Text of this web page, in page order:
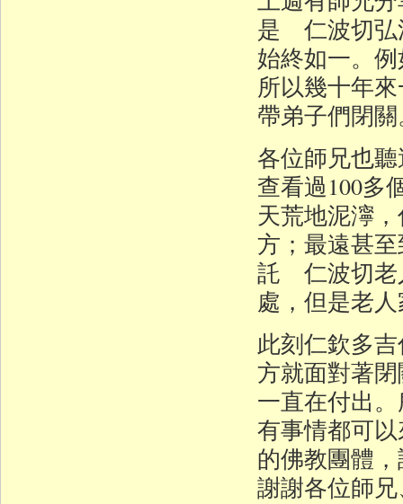
是 仁波切弘
始終如一。
所以幾十年
帶弟子們閉
各位師兄也
查看過100多
天荒地泥濘
方；最遠甚
託 仁波切老
處，但是老
此刻仁欽多
方就面對著
一直在付出
有事情都可
的佛教團體
謝謝各位師